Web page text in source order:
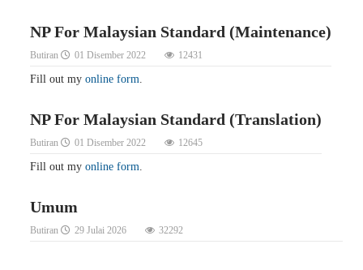
NP For Malaysian Standard (Maintenance)
Butiran 01 Disember 2022 12431
Fill out my online form
NP For Malaysian Standard (Translation)
Butiran 01 Disember 2022 12645
Fill out my online form
Umum
Butiran 29 Julai 2026 32292